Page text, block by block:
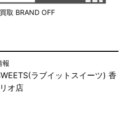
取 BRAND OFF
報
ラブイットスイーツ) 香
オ店